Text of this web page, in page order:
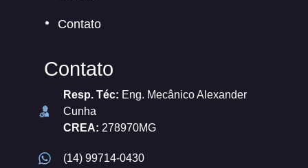
Contato
Contato
Resp. Téc: Eng. Mecânico Alexander
Cunha
CREA: 278970MG
(14) 99714-0430